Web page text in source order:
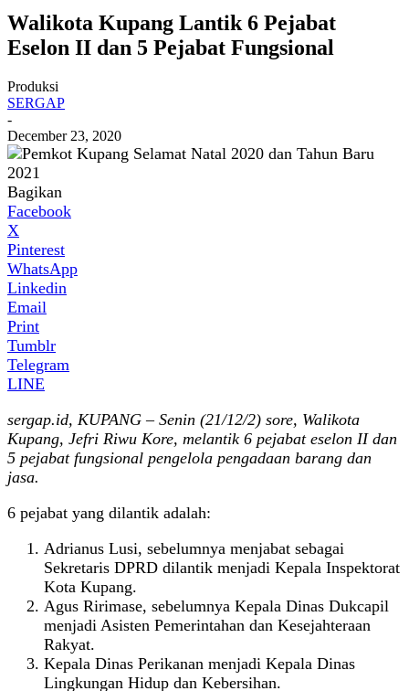
Walikota Kupang Lantik 6 Pejabat
Eselon II dan 5 Pejabat Fungsional
Produksi
SERGAP
-
December 23, 2020
Bagikan
Facebook
X
Pinterest
WhatsApp
Linkedin
Email
Print
Tumblr
Telegram
LINE
sergap.id, KUPANG – Senin (21/12/2) sore, Walikota
Kupang, Jefri Riwu Kore, melantik 6 pejabat eselon II dan
5 pejabat fungsional pengelola pengadaan barang dan
jasa.
6 pejabat yang dilantik adalah:
Adrianus Lusi, sebelumnya menjabat sebagai
Sekretaris DPRD dilantik menjadi Kepala Inspektorat
Kota Kupang.
Agus Ririmase, sebelumnya Kepala Dinas Dukcapil
menjadi Asisten Pemerintahan dan Kesejahteraan
Rakyat.
Kepala Dinas Perikanan menjadi Kepala Dinas
Lingkungan Hidup dan Kebersihan.